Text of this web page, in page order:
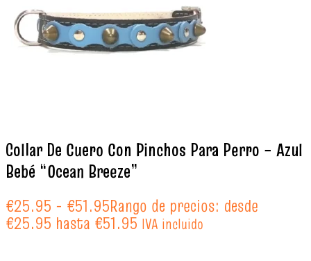
Collar De Cuero Con Pinchos Para Perro – Azul
Bebé “Ocean Breeze”
€25.95 - €51.95Rango de precios: desde
€25.95 hasta €51.95 IVA incluido